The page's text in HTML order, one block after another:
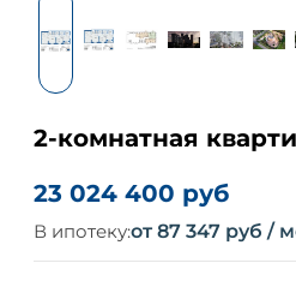
2-комнатная
23 024 400 руб
В ипотеку:от 87 347 руб /